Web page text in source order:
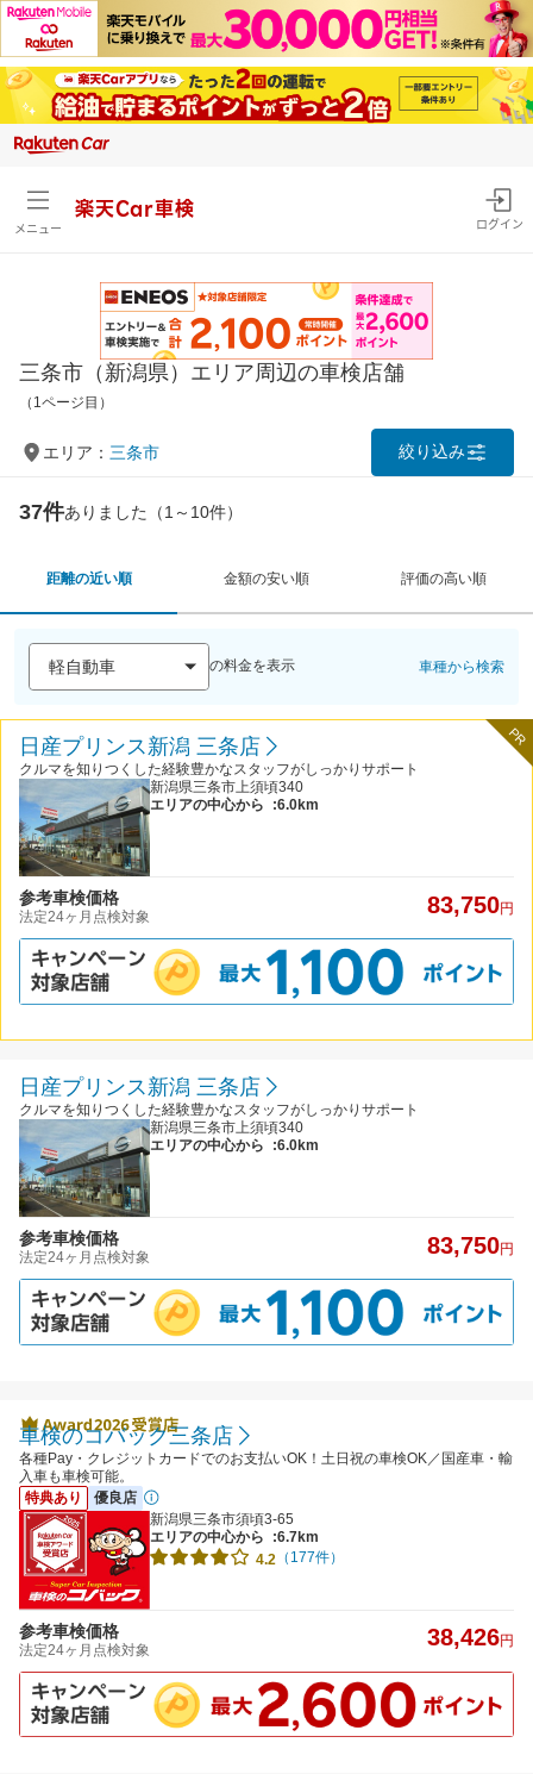
メニュー
楽天Car車検
ログイン
三条市（新潟県）エリア周辺の車検店舗
（1ページ目）
エリア： 三条市 絞り込み
37件ありました（1～10件）
距離の近い順 金額の安い順 評価の高い順
の料金を表示 車種から検索
PR
日産プリンス新潟 三条店
クルマを知りつくした経験豊かなスタッフがしっかりサポート
新潟県三条市上須頃340
エリアの中心から
:6.0km
参考車検価格
法定24ヶ月点検対象 83,750円
日産プリンス新潟 三条店
クルマを知りつくした経験豊かなスタッフがしっかりサポート
新潟県三条市上須頃340
エリアの中心から
:6.0km
参考車検価格
法定24ヶ月点検対象 83,750円
車検のコバック三条店
各種Pay・クレジットカードでのお支払いOK！土日祝の車検OK／国産車・輸
入車も車検可能。
特典あり
優良店
新潟県三条市須頃3-65
エリアの中心から
:6.7km
4.2 （177件）
参考車検価格
法定24ヶ月点検対象 38,426円